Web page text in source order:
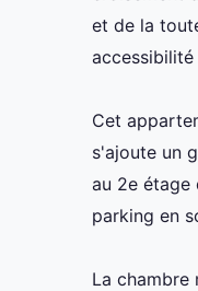
et de la
Cet
s'ajoute un
au 2e étage
parking en
La chambre